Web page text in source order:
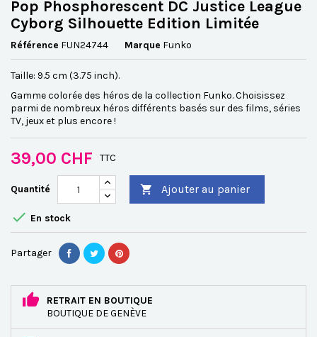
Pop Phosphorescent DC Justice League
Cyborg Silhouette Edition Limitée
Référence FUN24744 Marque Funko
Taille: 9.5 cm (3.75 inch).
Gamme colorée des héros de la collection Funko. Choisissez
parmi de nombreux héros différents basés sur des films, séries
TV, jeux et plus encore !
39,00 CHF TTC
Quantité  Ajouter au panier
 En stock
Partager
RETRAIT EN BOUTIQUE
BOUTIQUE DE GENÈVE